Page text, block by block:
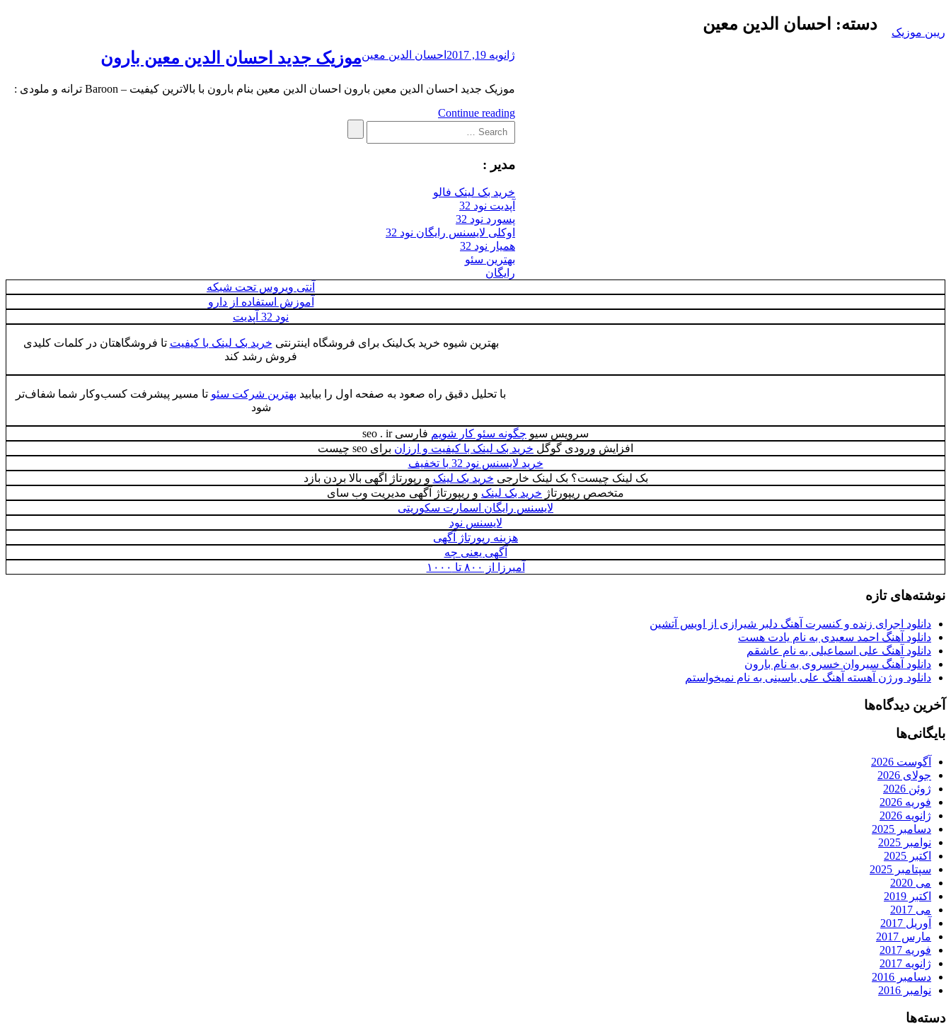
to
ریبن موزیک دسته: احسان الدین معین
ژانویه 19, 2017 احسان الدین معینموزیک جدید احسان الدین معین بارون
موزیک جدید احسان الدین معین بارون احسان الدین معین بنام بارون با بالاترین کیفیت – Baroon ترانه و ملودی :
Continue reading
Search
for:
مدیر :
خرید بک لینک فالو
آپدیت نود 32
پسورد نود 32
اوکلی لایسنس رایگان نود 32
همیار نود 32
بهترین سئو
رایگان
آنتی ویروس تحت شبکه
آموزش استفاده از دارو
نود 32 آپدیت
بهترین شیوه خرید بک‌لینک برای فروشگاه اینترنتی خرید بک لینک با کیفیت تا فروشگاهتان در کلمات کلیدی
فروش رشد کند
با تحلیل دقیق راه صعود به صفحه اول را بیابید بهترین شرکت سئو تا مسیر پیشرفت کسب‌وکار شما شفاف‌تر
شود
سرویس سیو چگونه سئو کار شویم فارسی seo . ir
افزایش ورودی گوگل خرید بک لینک با کیفیت و ارزان برای seo چيست
خرید لایسنس نود 32 با تخفیف
بک لینک چیست؟ بک لینک خارجی خرید بک لینک و رپورتاژ اگهی بالا بردن بازد
متخصص ریپورتاژ خرید بک لینک و ریپورتاژ آگهی مدیریت وب سای
لایسنس رایگان اسمارت سکوریتی
لایسنس نود
هزینه رپورتاژ آگهی
آگهی یعنی چه
آمیرزا از ۸۰۰ تا ۱۰۰۰
نوشته‌های تازه
دانلود اجرای زنده و کنسرت آهنگ دلبر شیرازی از اویس آتشین
دانلود آهنگ احمد سعیدی به نام یادت هست
دانلود آهنگ علی اسماعیلی به نام عاشقم
دانلود آهنگ سیروان خسروی به نام بارون
دانلود ورژن آهسته آهنگ علی یاسینی به نام نمیخواستم
آخرین دیدگاه‌ها
بایگانی‌ها
آگوست 2026
جولای 2026
ژوئن 2026
فوریه 2026
ژانویه 2026
دسامبر 2025
نوامبر 2025
اکتبر 2025
سپتامبر 2025
می 2020
اکتبر 2019
می 2017
آوریل 2017
مارس 2017
فوریه 2017
ژانویه 2017
دسامبر 2016
نوامبر 2016
دسته‌ها